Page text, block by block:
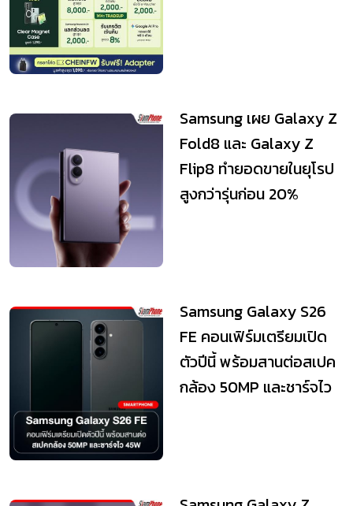
Samsung เผย Galaxy Z
Fold8 และ Galaxy Z
Flip8 ทำยอดขายในยุโรป
สูงกว่ารุ่นก่อน 20%
Samsung Galaxy S26
FE คอนเฟิร์มเตรียมเปิด
ตัวปีนี้ พร้อมสานต่อสเปค
กล้อง 50MP และชาร์จไว